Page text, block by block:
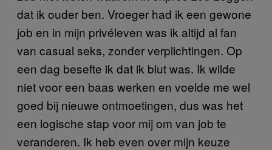
dat ik ouder ben. Vroeger had ik een gewone
job en in mijn privéleven was ik altijd al fan
van casual seks, zonder verplichtingen. Op
een dag besefte ik dat ik blut was. Ik wilde
niet voor een baas werken en voelde me wel
goed bij nieuwe ontmoetingen, dus was het
een logische stap voor mij om van job te
veranderen. Ik heb even over mijn keuze